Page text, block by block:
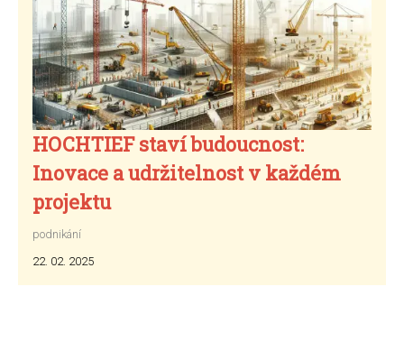
HOCHTIEF staví budoucnost:
Inovace a udržitelnost v každém
projektu
podnikání
22. 02. 2025